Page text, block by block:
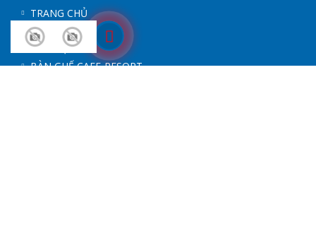
TRANG CHỦ
GIỚI THIỆU
LIÊN HỆ
BÀN GHẾ CAFE-RESORT